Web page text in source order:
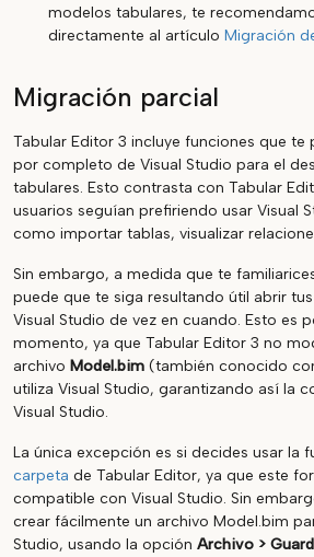
modelos tabulares, te
directamente al artículo Migración
Migración parcial
Tabular Editor 3 incluye funciones que te
por completo de Visual Studio para el
tabulares. Esto contrasta con Tabular
usuarios seguían prefiriendo usar Visual
como importar tablas, visualizar
Sin embargo, a medida que te
puede que te siga resultando útil abrir
Visual Studio de vez en cuando. Esto es
momento, ya que Tabular Editor 3 no
archivo Model.bim (también conocido
utiliza Visual Studio, garantizando así la
Visual Studio.
La única excepción es si decides usar la
carpeta de Tabular Editor, ya que este
compatible con Visual Studio. Sin
crear fácilmente un archivo Model.bim
Studio, usando la opción Archivo >